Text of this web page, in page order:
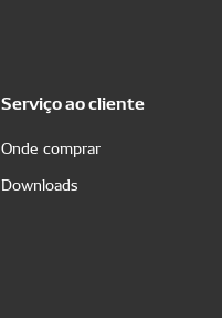
Serviço ao cliente
Onde comprar
Downloads